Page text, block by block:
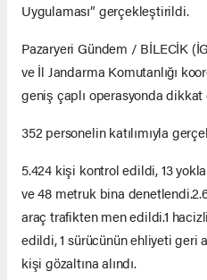
Uygulaması” gerçekleştirildi.
Pazaryeri Gündem / BİLECİK
ve İl Jandarma Komutanlığı
geniş çaplı operasyonda
352 personelin katılımıyla
5.424 kişi kontrol edildi, 13
ve 48 metruk bina
araç trafikten men edildi.1
edildi, 1 sürücünün ehliyeti geri
kişi gözaltına alındı.